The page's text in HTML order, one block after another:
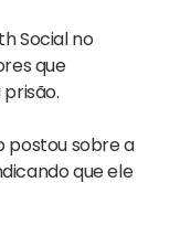
Social no
que
postou sobre a
que ele